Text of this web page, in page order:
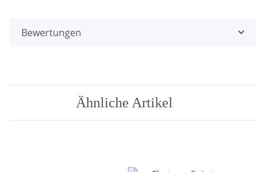
Bewertungen
Ähnliche Artikel